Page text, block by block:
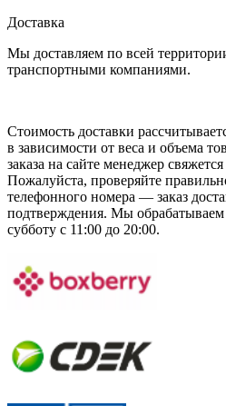
Доставка
Мы доставляем по всей
транспортными компаниями.
Стоимость доставки
в зависимости от веса и объема
заказа на сайте менеджер
Пожалуйста, проверяйте
телефонного номера — заказ
подтверждения. Мы обрабатываем
субботу с 11:00 до 20:00.